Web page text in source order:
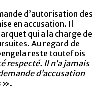
d’autorisation des
en accusation. Il
qui a la charge de
Au regard de
reste toutefois
respecté. Il n’a jamais
d’accusation
».